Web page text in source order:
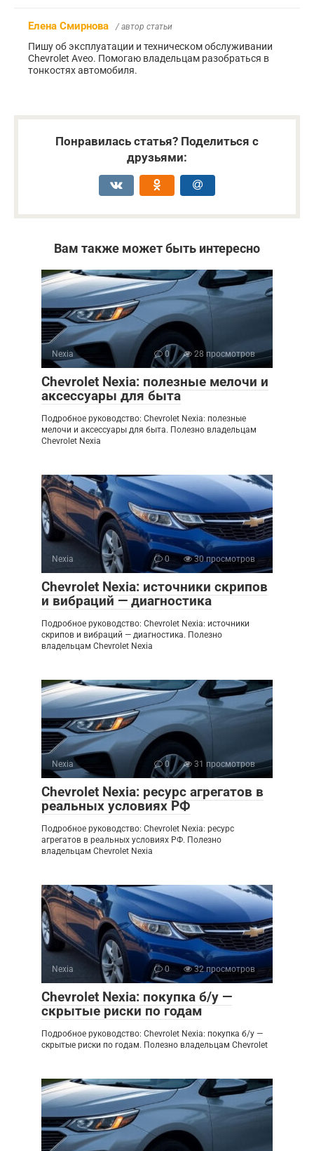
Елена Смирнова / автор статьи
Пишу об эксплуатации и техническом обслуживании
Chevrolet Aveo. Помогаю владельцам разобраться в
тонкостях автомобиля.
Понравилась статья? Поделиться с
друзьями:
Вам также может быть интересно
Nexia 0 28 просмотров
Chevrolet Nexia: полезные мелочи и
аксессуары для быта
Подробное руководство: Chevrolet Nexia: полезные
мелочи и аксессуары для быта. Полезно владельцам
Chevrolet Nexia
Nexia 0 30 просмотров
Chevrolet Nexia: источники скрипов
и вибраций — диагностика
Подробное руководство: Chevrolet Nexia: источники
скрипов и вибраций — диагностика. Полезно
владельцам Chevrolet Nexia
Nexia 0 31 просмотров
Chevrolet Nexia: ресурс агрегатов в
реальных условиях РФ
Подробное руководство: Chevrolet Nexia: ресурс
агрегатов в реальных условиях РФ. Полезно
владельцам Chevrolet Nexia
Nexia 0 32 просмотров
Chevrolet Nexia: покупка б/у —
скрытые риски по годам
Подробное руководство: Chevrolet Nexia: покупка б/у —
скрытые риски по годам. Полезно владельцам Chevrolet